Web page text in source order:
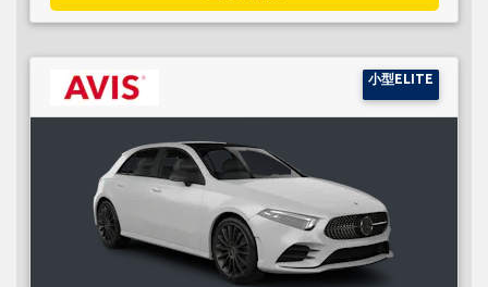
小型ELITE